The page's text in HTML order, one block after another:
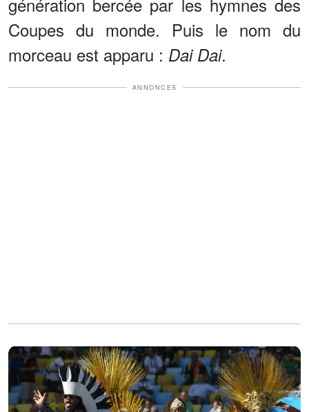
Coupes du monde. Puis le nom du
morceau est apparu : Dai Dai.
ANNONCES